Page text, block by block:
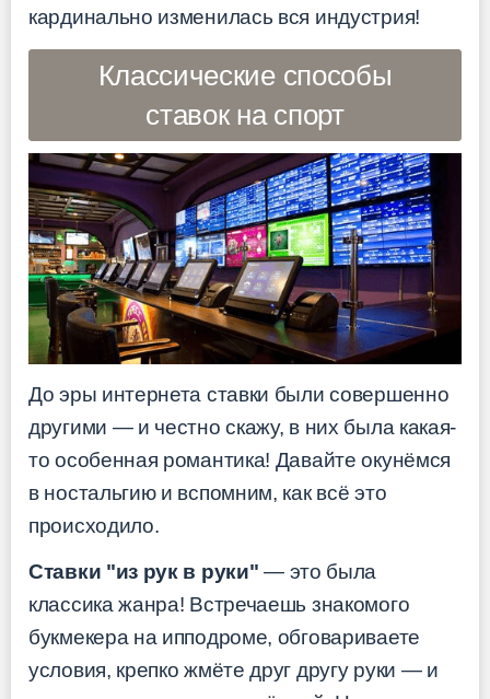
кардинально изменилась вся индустрия!
Классические способы
ставок на спорт
До эры интернета ставки были совершенно
другими — и честно скажу, в них была какая-
то особенная романтика! Давайте окунёмся
в ностальгию и вспомним, как всё это
происходило.
Ставки "из рук в руки" — это была
классика жанра! Встречаешь знакомого
букмекера на ипподроме, обговариваете
условия, крепко жмёте друг другу руки — и